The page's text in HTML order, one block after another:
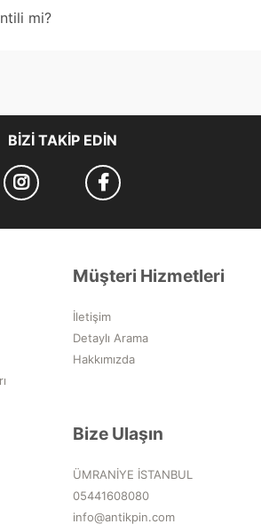
mi?
BIZI TAKIP EDIN
Müşteri Hizmetleri
İletişim
Detaylı Arama
Hakkımızda
Bize Ulaşın
ÜMRANİYE İSTANBUL
05441608080
info@antikpin.com